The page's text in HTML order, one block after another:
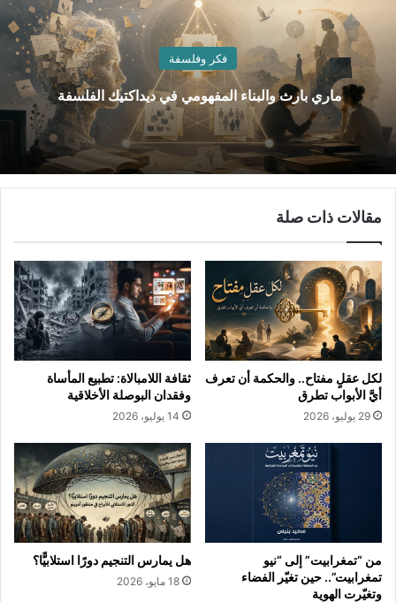
فكر وفلسفة
ماري بارث والبناء المفهومي في ديداكتيك الفلسفة
مقالات ذات صلة
لكل عقلٍ مفتاح.. والحكمة أن تعرف
أيَّ الأبواب تطرق
29 يوليو، 2026
ثقافة اللامبالاة: تطبيع المأساة
وفقدان البوصلة الأخلاقية
14 يوليو، 2026
من “تمغرابيت” إلى “نيو
تمغرابيت”.. حين تغيّر الفضاء
وتغيّرت الهوية
هل يمارس التنجيم دورًا استلابيًّا؟
18 مايو، 2026